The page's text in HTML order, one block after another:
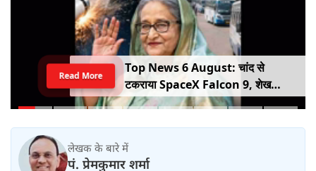
Top News 6 August: चांद से
टकराया SpaceX Falcon 9, शेख
हसीना की घर वापसी का ऐलान, MP में बस
Read More
लेखक के बारे में
पं. प्रेमकुमार शर्मा